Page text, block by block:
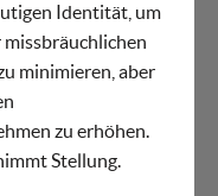
Identität, um
minimieren, aber
zu erhöhen.
Stellung.